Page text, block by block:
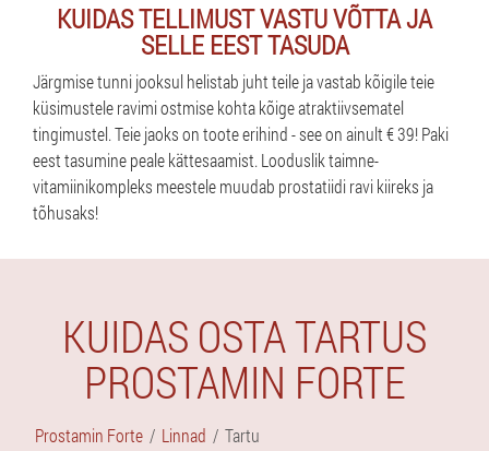
KUIDAS TELLIMUST VASTU VÕTTA JA
SELLE EEST TASUDA
Järgmise tunni jooksul helistab juht teile ja vastab kõigile teie
küsimustele ravimi ostmise kohta kõige atraktiivsematel
tingimustel. Teie jaoks on toote erihind - see on ainult € 39! Paki
eest tasumine peale kättesaamist. Looduslik taimne-
vitamiinikompleks meestele muudab prostatiidi ravi kiireks ja
tõhusaks!
KUIDAS OSTA TARTUS
PROSTAMIN FORTE
Prostamin Forte Linnad Tartu